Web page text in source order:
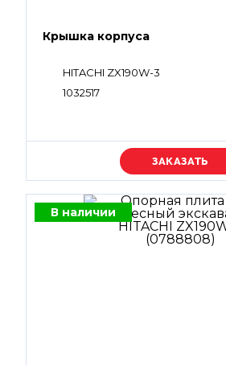
Крышка корпуса
HITACHI ZX190W-3
1032517
Уточняйте цену
В наличии